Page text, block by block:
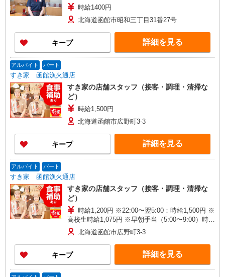
時給1400円
北海道函館市昭和三丁目31番27号
キープ 詳細を見る
アルバイト パート
すき家 函館漁火通店
すき家の店舗スタッフ（接客・調理・清掃な
ど）
時給1,500円
北海道函館市広野町3-3
キープ 詳細を見る
アルバイト パート
すき家 函館漁火通店
すき家の店舗スタッフ（接客・調理・清掃な
ど）
時給1,200円 ※22:00〜翌5:00：時給1,500円 ※
高校生時給1,075円 ※早朝手当（5:00〜9:00）時給
＋150円
北海道函館市広野町3-3
キープ 詳細を見る